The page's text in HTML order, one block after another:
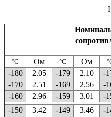
°C Ом °C Ом
-180 2.05 -179 2.10 -
-170
2.51 -169 2.56 -
-160
2.96 -159 3.01 -
-150
3.42 -149 3.46 -